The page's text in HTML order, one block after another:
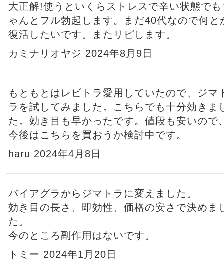
大正解!使うといくらストレスで辛い状態でも
ゃんとフル勃起します。まだ40代なので何と
復活したいです。またリピします。
カミナリオヤジ 2024年8月9日
もともとはレビトラ愛用していたので、ジマ
ラを試してみました。こちらでも十分効きま
た。効き目も早かったです。値段も安いので
今後はこちらを買おうか検討中です。
haru 2024年4月8日
バイアグラからジマトラに変えました。
効き目の長さ、即効性、価格の安さで決めま
た。
今のところ副作用はないです。
トミー 2024年1月20日